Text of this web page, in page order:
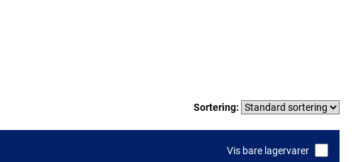
Sortering:
Vis bare lagervarer